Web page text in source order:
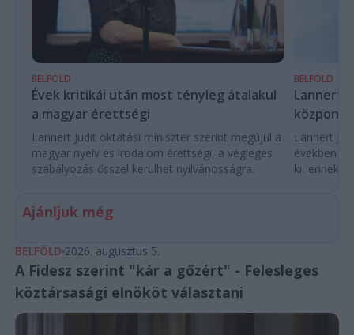
BELFÖLD
Évek kritikái után most tényleg átalakul
a magyar érettségi
Lannert Judit oktatási miniszter szerint megújul a
magyar nyelv és irodalom érettségi, a végleges
szabályozás ősszel kerülhet nyilvánosságra.
BELFÖLD
Lannert
Lannert
években
ki, ennek
Ajánljuk még
BELFÖLD 2026. augusztus 5.
A Fidesz szerint "kár a gőzért" - Felesleges
köztársasági elnököt választani